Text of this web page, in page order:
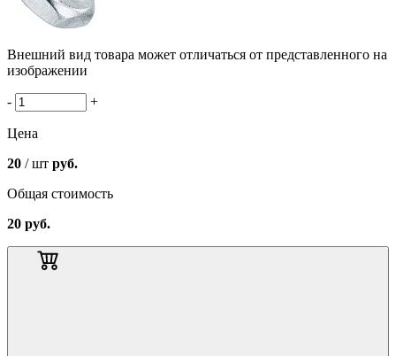
Внешний вид товара может отличаться от представленного на
изображении
- +
Цена
20 / шт руб.
Общая стоимость
20 руб.